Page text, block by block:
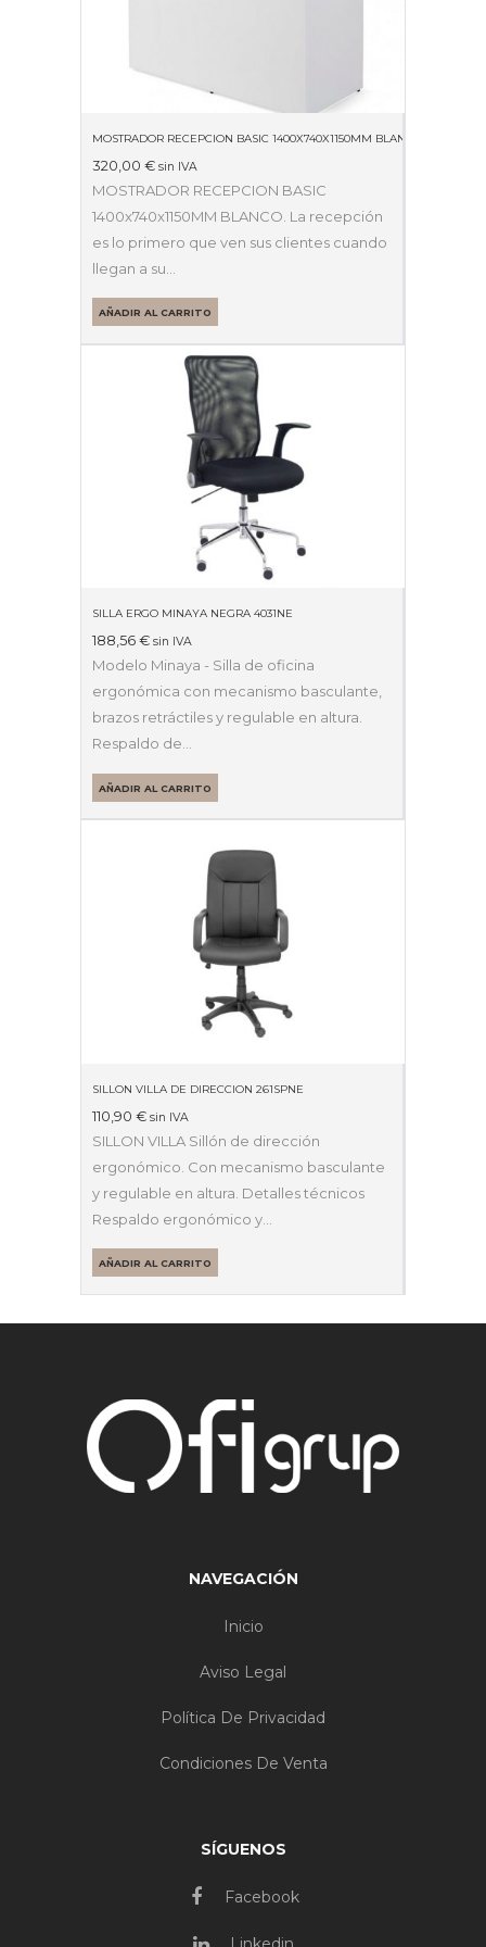
MOSTRADOR RECEPCION BASIC 1400X740X1150MM BLANCO
320,00 € sin IVA
MOSTRADOR RECEPCION BASIC
1400x740x1150MM BLANCO. La recepción
es lo primero que ven sus clientes cuando
llegan a su…
AÑADIR AL CARRITO
SILLA ERGO MINAYA NEGRA 4031NE
188,56 € sin IVA
Modelo Minaya - Silla de oficina
ergonómica con mecanismo basculante,
brazos retráctiles y regulable en altura.
Respaldo de…
AÑADIR AL CARRITO
SILLON VILLA DE DIRECCION 261SPNE
110,90 € sin IVA
SILLON VILLA Sillón de dirección
ergonómico. Con mecanismo basculante
y regulable en altura. Detalles técnicos
Respaldo ergonómico y…
AÑADIR AL CARRITO
NAVEGACIÓN
Inicio
Aviso Legal
Política De Privacidad
Condiciones De Venta
SÍGUENOS
Facebook